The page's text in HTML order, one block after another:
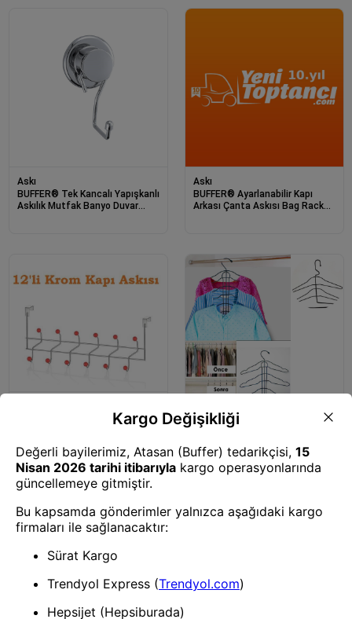
Askı
BUFFER® Tek Kancalı Yapışkanlı
Askılık Mutfak Banyo Duvar
Askı
BUFFER® Ayarlanabilir Kapı
Arkası Çanta Askısı Bag Rack
BUFFER® 12 li Krom Kapı Arkası
Askı
Ve Elbise Askısı